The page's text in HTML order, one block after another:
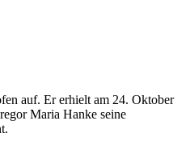
auf. Er erhielt am 24. Oktober
Maria Hanke seine